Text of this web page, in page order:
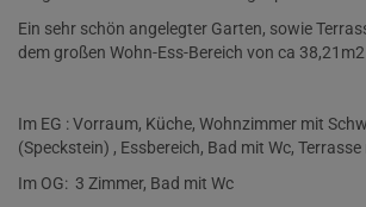
Ein sehr schön angelegter Garten, sowie
dem großen Wohn-Ess-Bereich von ca
Im EG : Vorraum, Küche, Wohnzimmer mit
(Speckstein) , Essbereich, Bad mit Wc,
Im OG: 3 Zimmer, Bad mit Wc